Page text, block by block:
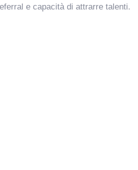
e capacità di attrarre talenti.